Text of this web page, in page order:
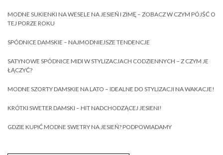
MODNE SUKIENKI NA WESELE NA JESIEŃ I ZIMĘ – ZOBACZ W CZYM PÓJŚĆ O
TEJ PORZE ROKU
SPÓDNICE DAMSKIE – NAJMODNIEJSZE TENDENCJE
SATYNOWE SPÓDNICE MIDI W STYLIZACJACH CODZIENNYCH – Z CZYM JE
ŁĄCZYĆ?
MODNE SZORTY DAMSKIE NA LATO – IDEALNE DO STYLIZACJI NA WAKACJE!
KRÓTKI SWETER DAMSKI – HIT NADCHODZĄCEJ JESIENI!
GDZIE KUPIĆ MODNE SWETRY NA JESIEŃ? PODPOWIADAMY